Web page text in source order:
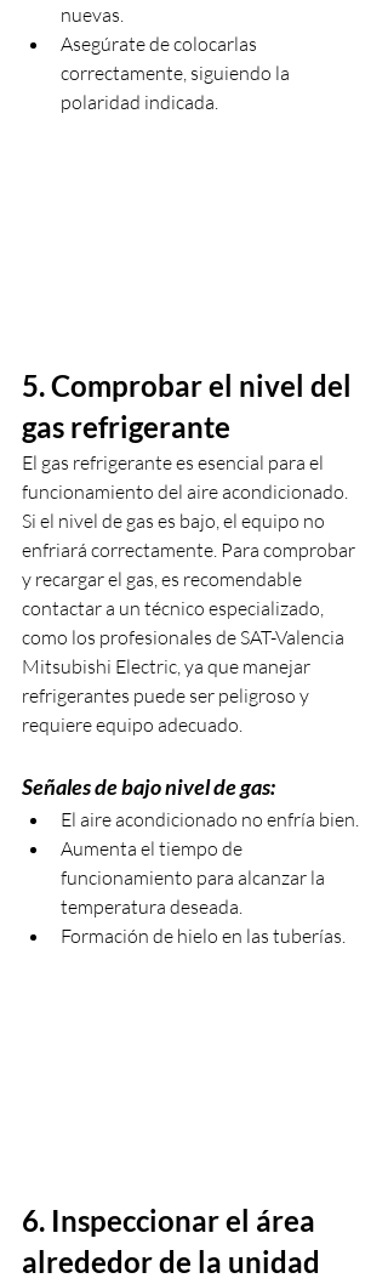
nuevas.
Asegúrate de colocarlas
correctamente, siguiendo la
polaridad indicada.
5. Comprobar el nivel del
gas refrigerante
El gas refrigerante es esencial para el
funcionamiento del aire acondicionado.
Si el nivel de gas es bajo, el equipo no
enfriará correctamente. Para comprobar
y recargar el gas, es recomendable
contactar a un técnico especializado,
como los profesionales de SAT-Valencia
Mitsubishi Electric, ya que manejar
refrigerantes puede ser peligroso y
requiere equipo adecuado.
Señales de bajo nivel de gas:
El aire acondicionado no enfría bien.
Aumenta el tiempo de
funcionamiento para alcanzar la
temperatura deseada.
Formación de hielo en las tuberías.
6. Inspeccionar el área
alrededor de la unidad